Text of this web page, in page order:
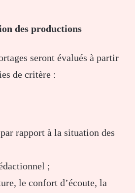
des productions
seront évalués à partir
de critère :
rapport à la situation des
;
le confort d’écoute, la